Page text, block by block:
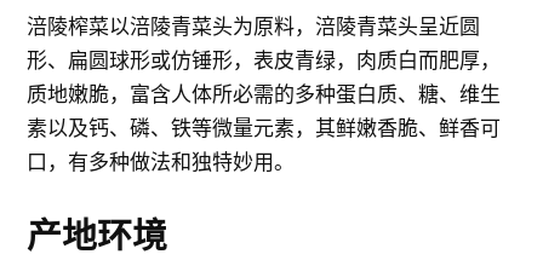
涪陵榨菜以涪陵青菜头为原料，涪陵青菜头呈近圆
形、扁圆球形或仿锤形，表皮青绿，肉质白而肥厚，
质地嫩脆，富含人体所必需的多种蛋白质、糖、维生
素以及钙、磷、铁等微量元素，其鲜嫩香脆、鲜香可
口，有多种做法和独特妙用。
产地环境